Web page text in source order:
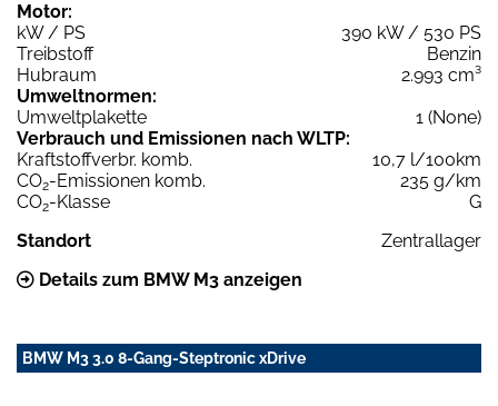
Motor:
kW / PS
390 kW / 530 PS
Treibstoff
Benzin
Hubraum
2.993 cm³
Umweltnormen:
Umweltplakette
1 (None)
Verbrauch und Emissionen nach WLTP:
Kraftstoffverbr. komb.
10,7 l/100km
CO2-Emissionen komb.
235 g/km
CO2-Klasse
G
Standort
Zentrallager
Details zum BMW M3 anzeigen
BMW M3 3.0 8-Gang-Steptronic xDrive